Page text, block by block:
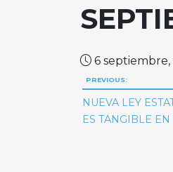
6 septiembre,
de
PREVIOUS:
NUEVA LEY
ES TANGIBLE